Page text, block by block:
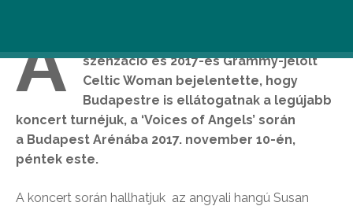
A
szenzáció és 2017-es Grammy-jelölt
Celtic Woman bejelentette, hogy
Budapestre is ellátogatnak a legújabb
koncert turnéjuk, a ‘Voices of Angels’ során
a Budapest Arénába 2017. november 10-én,
péntek este.
A koncert során hallhatjuk az angyali hangú Susan